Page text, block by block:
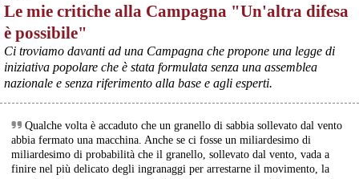
@peacelink - 6/8/2026 21:08
Il governatore di Puglia Decaro esce dal vertice al Mimit più
preoccupato di come era entrato, lamentando l’assenza di certezze
sulla procedura di gara e ribadendo la necessità di un ruolo diretto
dello Stato.
Anche il sindaco di Taranto, Bitetti, chiede un piano industriale
chiaro, garanzie sulla salute e strumenti di tutela per i lavoratori
dell’area a freddo. La Provincia parla di un tavolo “senza decisioni”.
Fonte: Cronache Tarantine
ILVA
@peacelink - 6/8/2026 21:08
Le mie critiche alla Campagna "Un'altra difesa
è possibile"
Ci troviamo davanti ad una Campagna che propone una legge di
iniziativa popolare che è stata formulata senza una assemblea
nazionale e senza riferimento alla base e agli esperti.
Qualche volta è accaduto che un granello di sabbia sollevato dal vento
abbia fermato una macchina. Anche se ci fosse un miliardesimo di
miliardesimo di probabilità che il granello, sollevato dal vento, vada a
finire nel più delicato degli ingranaggi per arrestarne il movimento, la